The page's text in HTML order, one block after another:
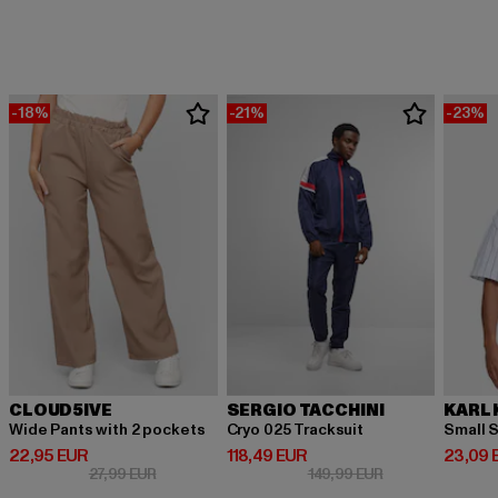
-18%
CLOUD5IVE
Wide Pants with 2 pockets
22,95 EUR
Prix courant: 22,95 EUR
27,99 EURPrix en promotion: 27,99 EUR
-21%
SERGIO TACCHINI
Cryo 025 Tracksuit
118,49 EUR
Prix courant: 118,49 EUR
149,99 EURPrix en
-23%
KARL
Small
23,09
Prix